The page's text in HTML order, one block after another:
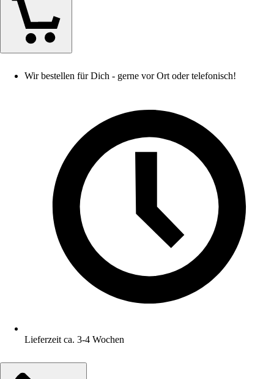
Wir bestellen für Dich - gerne vor Ort oder telefonisch!
Lieferzeit ca. 3-4 Wochen